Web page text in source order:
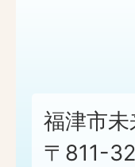
福津市
〒811-